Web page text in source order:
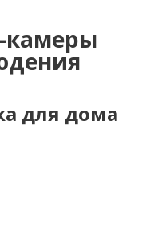
камеры
для дома